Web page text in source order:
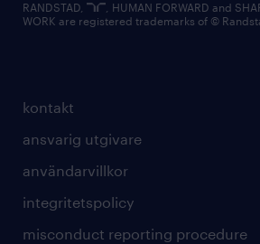
kontakt
ansvarig utgivare
användarvillkor
integritetspolicy
misconduct reporting procedure
RANDSTAD,
, HUMAN FORWARD and
WORK are registered trademarks of ©